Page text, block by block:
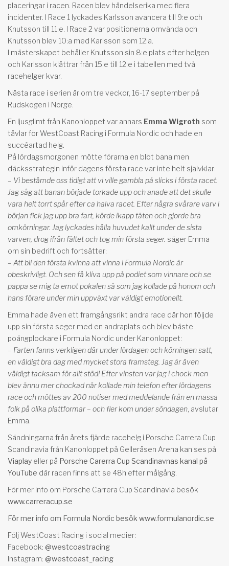
placeringar i racen. Racen blev händelserika med flera
incidenter. I Race 1 lyckades Karlsson avancera till 9:e och
Knutsson till 11:e. I Race 2 var positionerna omvända och
Knutsson blev 10:a med Karlsson som 12:a.
I mästerskapet behåller Knutsson sin 8:e plats efter helgen
och Karlsson klättrar från 15:e till 12:e i tabellen med två
racehelger kvar.
Nästa race i serien är om tre veckor, 16-17 september på
Rudskogen i Norge.
En ljusglimt från Kanonloppet var annars Emma Wigroth som
tävlar för WestCoast Racing i Formula Nordic och hade en
succéartad helg.
På lördagsmorgonen mötte förarna en blöt bana men
däcksstrategin inför dagens första race var inte helt självklar:
– Vi bestämde oss tidigt att vi ville gambla på slicks i första racet.
Jag såg att banan började torkade upp och anade att det skulle
vara helt torrt spår efter ca halva racet. Efter några svårare varv i
början fick jag upp bra fart, körde ikapp täten och gjorde bra
omkörningar. Jag lyckades hålla huvudet kallt under de sista
varven, drog ifrån fältet och tog min första seger. säger Emma
om sin bedrift och fortsätter:
– Att bli den första kvinna att vinna i Formula Nordic är
obeskrivligt. Och sen få kliva upp på podiet som vinnare och se
pappa se mig ta emot pokalen så som jag kollade på honom och
hans förare under min uppväxt var väldigt emotionellt.
Emma hade även ett framgångsrikt andra race där hon följde
upp sin första seger med en andraplats och blev bäste
poängplockare i Formula Nordic under Kanonloppet:
– Farten fanns verkligen där under lördagen och körningen satt,
en väldigt bra dag med mycket stora framsteg. Jag är även
väldigt tacksam för allt stöd! Efter vinsten var jag i chock men
blev ännu mer chockad när kollade min telefon efter lördagens
race och möttes av 200 notiser med meddelande från en massa
folk på olika plattformar – och fler kom under söndagen , avslutar
Emma.
Sändningarna från årets fjärde racehelg i Porsche Carrera Cup
Scandinavia från Kanonloppet på Gelleråsen Arena kan ses på
Viaplay eller på Porsche Carerra Cup Scandinavnas kanal på
YouTube där racen finns att se 48h efter målgång.
För mer info om Porsche Carrera Cup Scandinavia besök
www.carreracup.se
För mer info om Formula Nordic besök www.formulanordic.se
Följ WestCoast Racing i social medier:
Facebook: @westcoastracing
Instagram: @westcoast_racing